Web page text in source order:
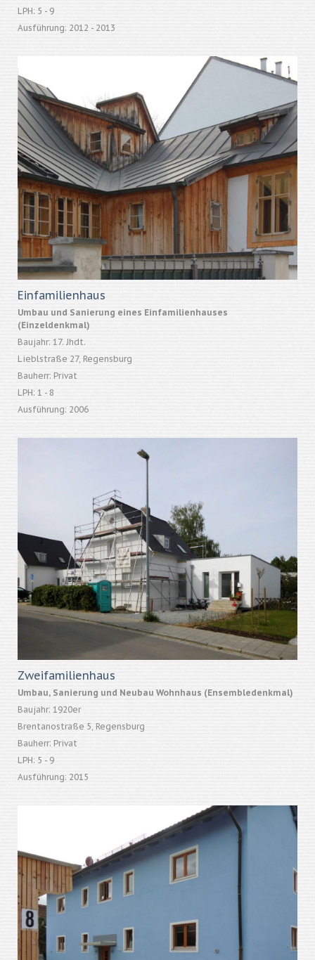
LPH: 5 - 9
Ausführung: 2012 - 2013
Einfamilienhaus
Umbau und Sanierung eines Einfamilienhauses
(Einzeldenkmal)
Baujahr: 17. Jhdt.
Lieblstraße 27, Regensburg
Bauherr: Privat
LPH: 1 - 8
Ausführung: 2006
Zweifamilienhaus
Umbau, Sanierung und Neubau Wohnhaus (Ensembledenkmal)
Baujahr: 1920er
Brentanostraße 5, Regensburg
Bauherr: Privat
LPH: 5 - 9
Ausführung: 2015